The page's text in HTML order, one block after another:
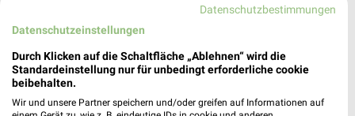
Gültig von 03. Aug. bis 15. Aug.
Datenschutzbestimmungen
Datenschutzeinstellungen
Durch Klicken auf die Schaltfläche „Ablehnen“ wird die
Standardeinstellung nur für unbedingt erforderliche cookie
beibehalten.
Wir und unsere Partner speichern und/oder greifen auf Informationen auf